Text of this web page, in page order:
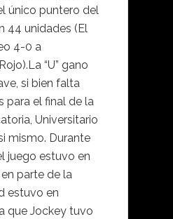
único puntero del
44 unidades (El
4-0 a
“U” gano
si bien falta
para el final de la
Universitario
mismo. Durante
juego estuvo en
parte de la
estuvo en
que Jockey tuvo